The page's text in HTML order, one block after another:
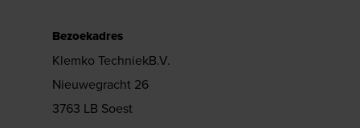
Bezoekadres
Klemko TechniekB.V.
Nieuwegracht 26
3763 LB Soest